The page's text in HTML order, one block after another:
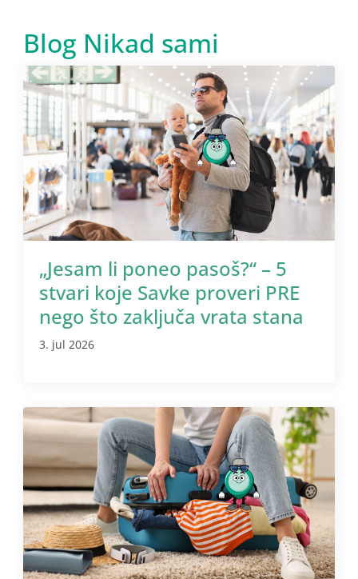
Blog Nikad sami
„Jesam li poneo pasoš?“ – 5
stvari koje Savke proveri PRE
nego što zaključa vrata stana
3. jul 2026